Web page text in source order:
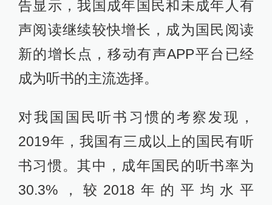
告显示，我国成年国民和未成年人有
声阅读继续较快增长，成为国民阅读
新的增长点，移动有声APP平台已经
成为听书的主流选择。
对我国国民听书习惯的考察发现，
2019年，我国有三成以上的国民有听
书习惯。其中，成年国民的听书率为
30.3%，较2018年的平均水平